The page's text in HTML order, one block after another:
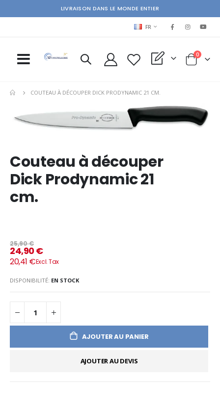
LIVRAISON DANS LE MONDE ENTIER
LANGUAGE
FR
My Quote Cart
0items
COUTEAU À DÉCOUPER DICK PRODYNAMIC 21 CM.
to
the
images
gallery
Couteau à découper
Dick Prodynamic 21
cm.
25,90 €
24,90 €
20,41 €
DISPONIBILITÉ: EN STOCK
AJOUTER AU PANIER
AJOUTER AU DEVIS